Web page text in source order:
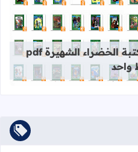
قراءة المزيد عن 63 قصة من قصص المكتبة الخضراء الشهيرة pdf برابط واحد
63 قصة من قصص المكتبة الخضراء الشهيرة pdf
واحد